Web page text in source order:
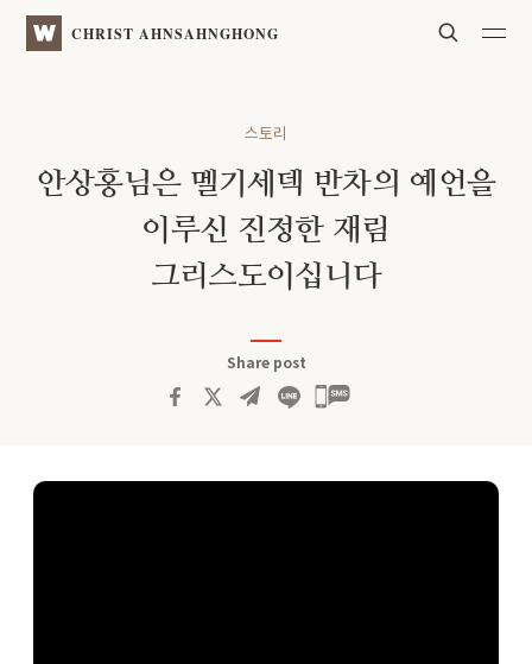
WATVCHRIST AHNSAHNGHONG Search
스토리
안상홍님은 멜기세덱 반차의 예언을
이루신 진정한 재림
그리스도이십니다
Share post